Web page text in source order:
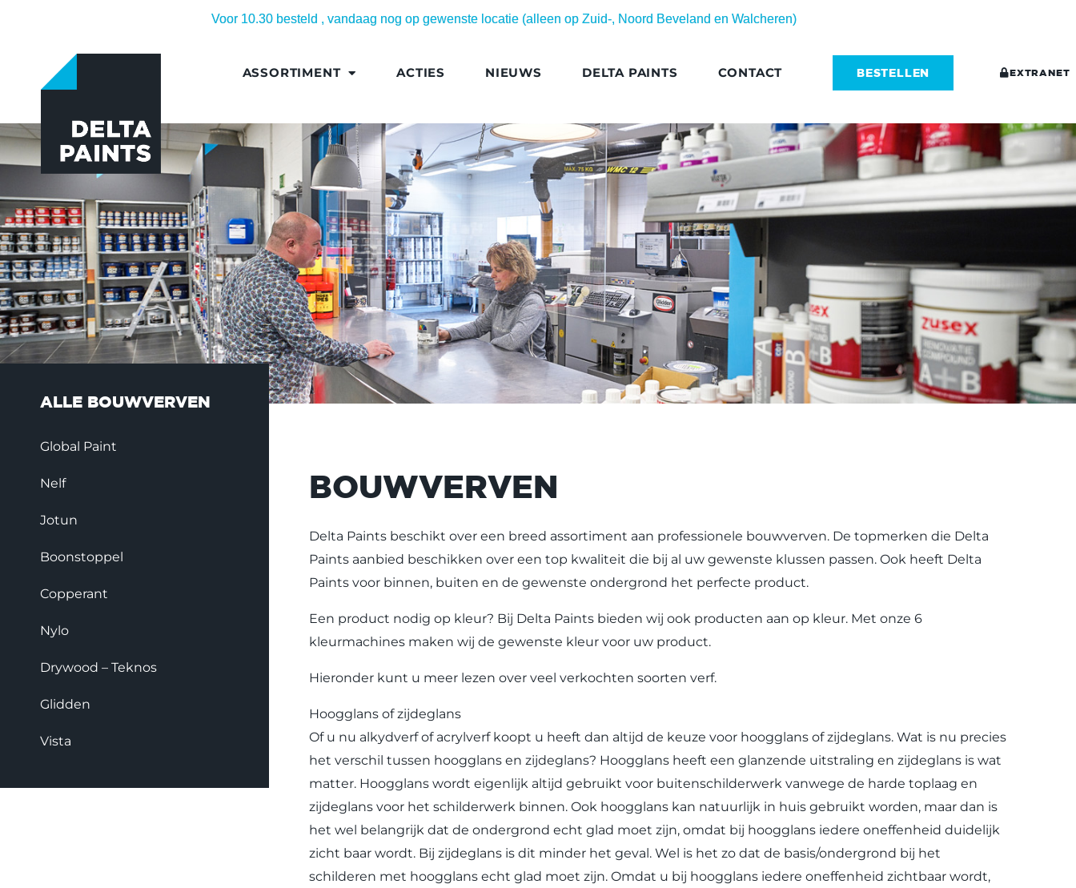
Voor 10.30 besteld , vandaag nog op gewenste locatie (alleen op Zuid-, Noord Beveland en Walcheren)
ASSORTIMENT ACTIES NIEUWS DELTA PAINTS CONTACT BESTELLEN EXTRANET
ALLE BOUWVERVEN
Global Paint
Nelf
Jotun
Boonstoppel
Copperant
Nylo
Drywood – Teknos
Glidden
Vista
BOUWVERVEN
Delta Paints beschikt over een breed assortiment aan professionele bouwverven. De topmerken die Delta
Paints aanbied beschikken over een top kwaliteit die bij al uw gewenste klussen passen. Ook heeft Delta
Paints voor binnen, buiten en de gewenste ondergrond het perfecte product.
Een product nodig op kleur? Bij Delta Paints bieden wij ook producten aan op kleur. Met onze 6
kleurmachines maken wij de gewenste kleur voor uw product.
Hieronder kunt u meer lezen over veel verkochten soorten verf.
Hoogglans of zijdeglans
Of u nu alkydverf of acrylverf koopt u heeft dan altijd de keuze voor hoogglans of zijdeglans. Wat is nu precies
het verschil tussen hoogglans en zijdeglans? Hoogglans heeft een glanzende uitstraling en zijdeglans is wat
matter. Hoogglans wordt eigenlijk altijd gebruikt voor buitenschilderwerk vanwege de harde toplaag en
zijdeglans voor het schilderwerk binnen. Ook hoogglans kan natuurlijk in huis gebruikt worden, maar dan is
het wel belangrijk dat de ondergrond echt glad moet zijn, omdat bij hoogglans iedere oneffenheid duidelijk
zicht baar wordt. Bij zijdeglans is dit minder het geval. Wel is het zo dat de basis/ondergrond bij het
schilderen met hoogglans echt glad moet zijn. Omdat u bij hoogglans iedere oneffenheid zichtbaar wordt,